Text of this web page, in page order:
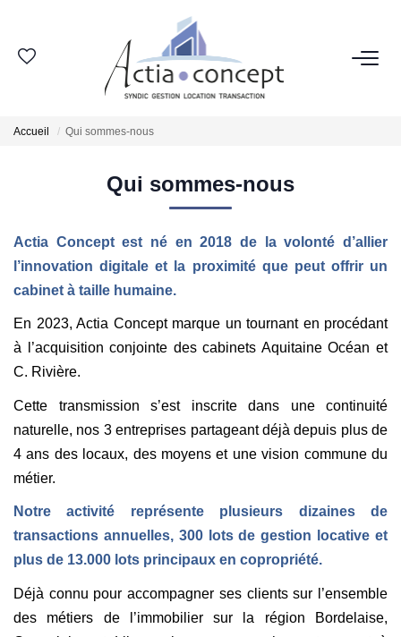
Nos Agences
Nos Actualités
Nos Avis Clients
Rénovation Énergétique
Syndic
Estimation
ESPACE CLIENT
Accueil Qui sommes-nous
Qui sommes-nous
Actia Concept est né en 2018 de la volonté d’allier
l’innovation digitale et la proximité que peut offrir un
cabinet à taille humaine.
En 2023, Actia Concept marque un tournant en procédant
à l’acquisition conjointe des cabinets Aquitaine Océan et
C. Rivière.
Cette transmission s’est inscrite dans une continuité
naturelle, nos 3 entreprises partageant déjà depuis plus de
4 ans des locaux, des moyens et une vision commune du
métier.
Notre activité représente plusieurs dizaines de
transactions annuelles, 300 lots de gestion locative et
plus de 13.000 lots principaux en copropriété.
Déjà connu pour accompagner ses clients sur l’ensemble
des métiers de l’immobilier sur la région Bordelaise,